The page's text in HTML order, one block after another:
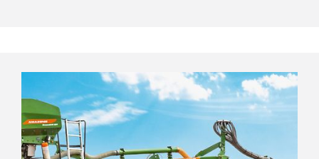
Vorteile Förderstrecken mit